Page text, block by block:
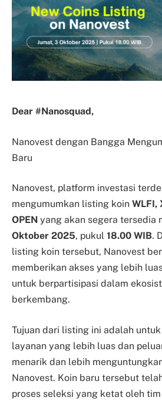
Dear #Nanosquad,
Nanovest dengan Bangga
Baru
Nanovest, platform investasi
mengumumkan listing koin WLFI,
OPEN yang akan segera tersedia
Oktober 2025, pukul 18.00 WIB.
listing koin tersebut, Nanovest
memberikan akses yang lebih
untuk berpartisipasi dalam
berkembang.
Tujuan dari listing ini adalah
layanan yang lebih luas dan
menarik dan lebih
Nanovest. Koin baru tersebut
proses seleksi yang ketat oleh